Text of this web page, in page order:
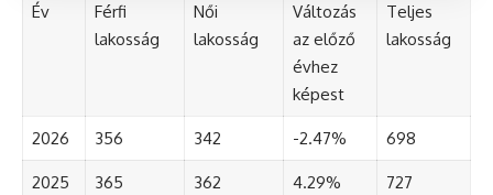
Év
Férfi
lakosság
Női
lakosság
Változás
az előző
évhez
képest
Teljes
lakosság
2026 356 342 -2.47% 698
2025 365 362 4.29% 727